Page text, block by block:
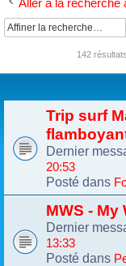
Aller à la recherche
142
Trip surf
Dernier
20:53
Posté dans
MWS -
Dernier
13:33
Posté dans